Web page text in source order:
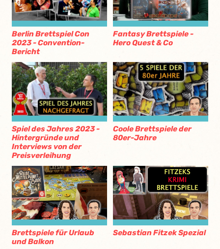
Berlin Brettspiel Con
2023 - Convention-
Bericht
Fantasy Brettspiele -
Hero Quest & Co
Spiel des Jahres 2023 -
Hintergründe und
Interviews von der
Preisverleihung
Coole Brettspiele der
80er-Jahre
Brettspiele für Urlaub
und Balkon
Sebastian Fitzek Spezial